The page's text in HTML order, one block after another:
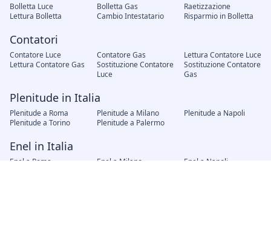
Bolletta Luce Bolletta Gas
Raetizzazione
Lettura Bolletta
Cambio Intestatario Risparmio in Bolletta
Contatori
Contatore Luce Contatore Gas
Lettura Contatore Luce
Lettura Contatore Gas
Sostituzione Contatore
Luce
Sostituzione Contatore
Gas
Plenitude in Italia
Plenitude a Roma Plenitude a Milano
Plenitude a Napoli
Plenitude a Torino
Plenitude a Palermo
Enel in Italia
Enel a Roma Enel a Milano
Enel a Napoli